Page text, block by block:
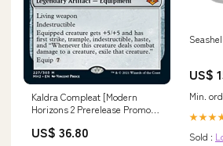
Kaldra Compleat [Modern
Horizons 2 Prerelease Promos]
US$ 36.80
US$
Min.
Sold :